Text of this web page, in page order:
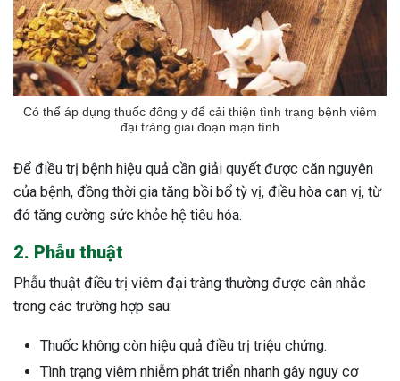
Có thể áp dụng thuốc đông y để cải thiện tình trạng bệnh viêm
đại tràng giai đoạn mạn tính
Để điều trị bệnh hiệu quả cần giải quyết được căn nguyên
của bệnh, đồng thời gia tăng bồi bổ tỳ vị, điều hòa can vị, từ
đó tăng cường sức khỏe hệ tiêu hóa.
2. Phẫu thuật
Phẫu thuật điều trị viêm đại tràng thường được cân nhắc
trong các trường hợp sau:
Thuốc không còn hiệu quả điều trị triệu chứng.
Tình trạng viêm nhiễm phát triển nhanh gây nguy cơ